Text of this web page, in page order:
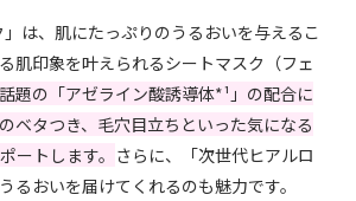
」は、肌にたっぷりのうるおいを与えるこ
肌印象を叶えられるシートマスク（フェ
話題の「アゼライン酸誘導体*¹」の配合に
ベタつき、毛穴目立ちといった気になる
ートします。 さらに、「次世代ヒアルロ
るおいを届けてくれるのも魅力です。